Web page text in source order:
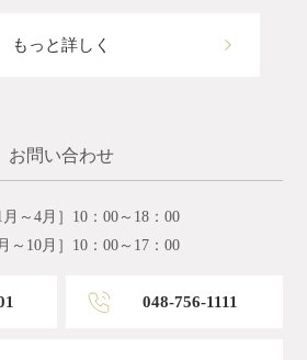
もっと詳しく
お問い合わせ
月～4月］10：00～18：00
月～10月］10：00～17：00
048-756-1111